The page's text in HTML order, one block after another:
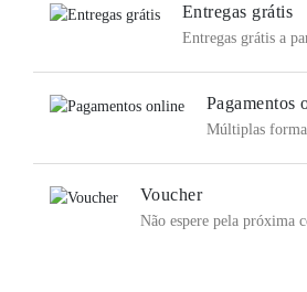
Entregas grátis
Entregas grátis a
Pagamentos
Múltiplas
Voucher
Não espere pela próxima